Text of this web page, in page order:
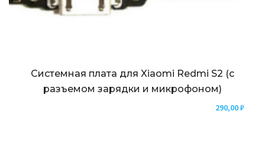
Системная плата для Xiaomi Redmi S2 (с
разъемом зарядки и микрофоном)
290,00₽